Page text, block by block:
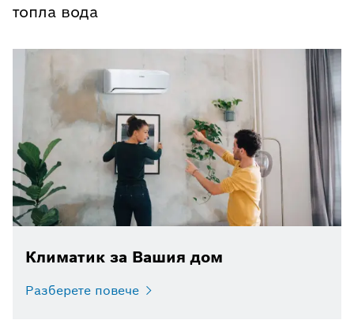
топла вода
Климатик за Вашия дом
Разберете повече